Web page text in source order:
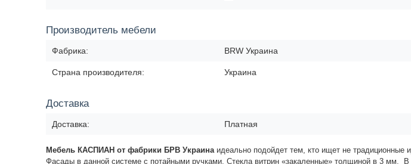
Производитель мебели
Фабрика: BRW Украина
Страна производителя: Украина
Доставка
Доставка: Платная
Мебель КАСПИАН от фабрики БРВ Украинаидеально подойдет тем, кто ищет не традиционные
Фасады в данной системе с потайными ручками. Стекла витрин «закаленные» толщиной в 3 мм.
В